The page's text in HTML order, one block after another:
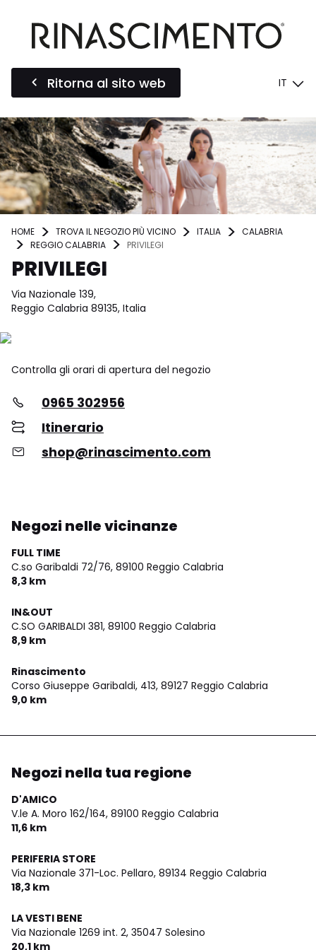
Ritorna al sito web IT
HOME TROVA IL NEGOZIO PIÙ VICINO ITALIA
CALABRIA
REGGIO CALABRIA
PRIVILEGI
PRIVILEGI
Via Nazionale 139,
Reggio Calabria 89135, Italia
Controlla gli orari di apertura del negozio
0965 302956
Itinerario
shop@rinascimento.com
Negozi nelle vicinanze
FULL TIME
C.so Garibaldi 72/76, 89100 Reggio Calabria
8,3 km
IN&OUT
C.SO GARIBALDI 381, 89100 Reggio Calabria
8,9 km
Rinascimento
Corso Giuseppe Garibaldi, 413, 89127 Reggio Calabria
9,0 km
Negozi nella tua regione
D'AMICO
V.le A. Moro 162/164, 89100 Reggio Calabria
11,6 km
PERIFERIA STORE
Via Nazionale 371-Loc. Pellaro, 89134 Reggio Calabria
18,3 km
LA VESTI BENE
Via Nazionale 1269 int. 2, 35047 Solesino
20,1 km